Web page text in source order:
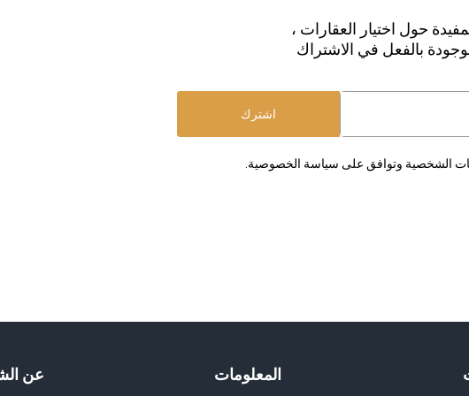
حول اختيار العقارات ،
بالفعل في الاشتراك
اشترك
الشخصية وتوافق على سياسة الخصوصية.
المعلومات عن